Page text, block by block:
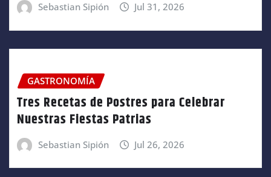
Sebastian Sipión Jul 31, 2026
GASTRONOMÍA
Tres Recetas de Postres para Celebrar
Nuestras Fiestas Patrias
Sebastian Sipión Jul 26, 2026